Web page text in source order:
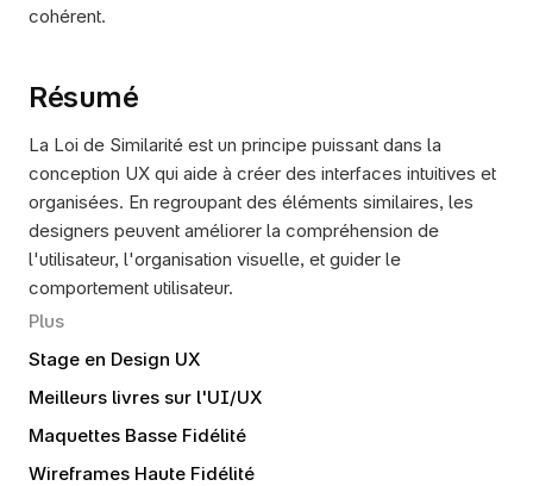
cohérent.
Résumé
La Loi de Similarité est un principe puissant dans la
conception UX qui aide à créer des interfaces intuitives et
organisées. En regroupant des éléments similaires, les
designers peuvent améliorer la compréhension de
l'utilisateur, l'organisation visuelle, et guider le
comportement utilisateur.
Plus
Stage en Design UX
Meilleurs livres sur l'UI/UX
Maquettes Basse Fidélité
Wireframes Haute Fidélité